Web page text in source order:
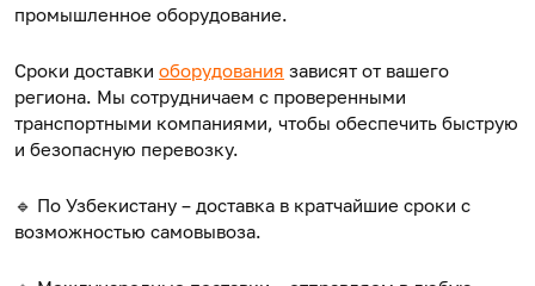
промышленное оборудование.
Сроки доставки оборудования зависят от вашего
региона. Мы сотрудничаем с проверенными
транспортными компаниями, чтобы обеспечить быструю
и безопасную перевозку.
🔹 По Узбекистану – доставка в кратчайшие сроки с
возможностью самовывоза.